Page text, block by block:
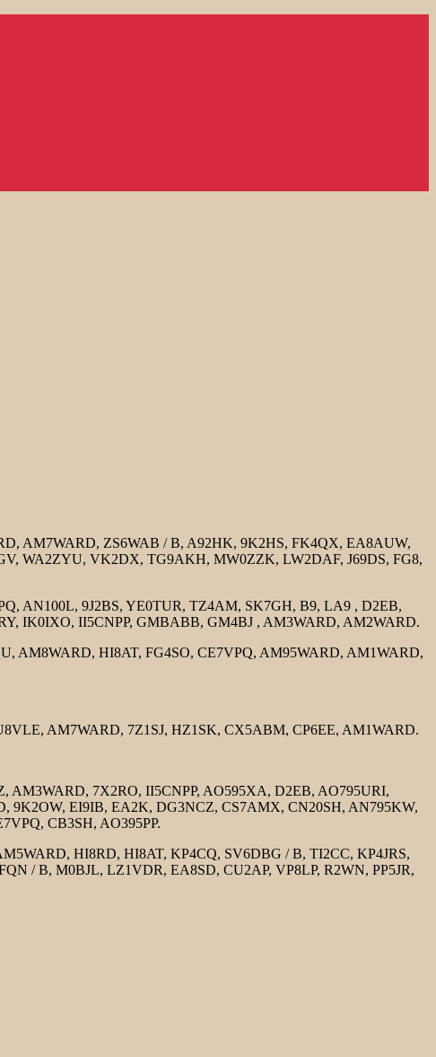
AM7WARD, ZS6WAB / B, A92HK, 9K2HS, FK4QX, EA8AUW,
WA2ZYU, VK2DX, TG9AKH, MW0ZZK, LW2DAF, J69DS, FG8,
AN100L, 9J2BS, YE0TUR, TZ4AM, SK7GH, B9, LA9 , D2EB,
IK0IXO, II5CNPP, GMBABB, GM4BJ , AM3WARD, AM2WARD.
AM8WARD, HI8AT, FG4SO, CE7VPQ, AM95WARD, AM1WARD,
AM7WARD, 7Z1SJ, HZ1SK, CX5ABM, CP6EE, AM1WARD.
7X2RO, II5CNPP, AO595XA, D2EB, AO795URI,
9K2OW, EI9IB, EA2K, DG3NCZ, CS7AMX, CN20SH, AN795KW,
CB3SH, AO395PP.
HI8RD, HI8AT, KP4CQ, SV6DBG / B, TI2CC, KP4JRS,
/ B, M0BJL, LZ1VDR, EA8SD, CU2AP, VP8LP, R2WN, PP5JR,